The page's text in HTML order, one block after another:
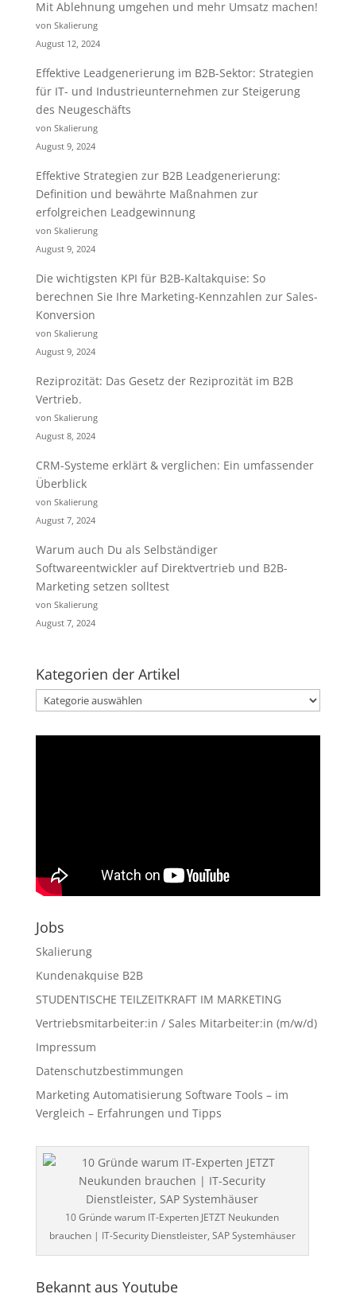
Mit Ablehnung umgehen und mehr Umsatz machen!
von Skalierung
August 12, 2024
Effektive Leadgenerierung im B2B-Sektor: Strategien
für IT- und Industrieunternehmen zur Steigerung
des Neugeschäfts
von Skalierung
August 9, 2024
Effektive Strategien zur B2B Leadgenerierung:
Definition und bewährte Maßnahmen zur
erfolgreichen Leadgewinnung
von Skalierung
August 9, 2024
Die wichtigsten KPI für B2B-Kaltakquise: So
berechnen Sie Ihre Marketing-Kennzahlen zur Sales-
Konversion
von Skalierung
August 9, 2024
Reziprozität: Das Gesetz der Reziprozität im B2B
Vertrieb.
von Skalierung
August 8, 2024
CRM-Systeme erklärt & verglichen: Ein umfassender
Überblick
von Skalierung
August 7, 2024
Warum auch Du als Selbständiger
Softwareentwickler auf Direktvertrieb und B2B-
Marketing setzen solltest
von Skalierung
August 7, 2024
Kategorien der Artikel
Kategorien
der
Artikel
Jobs
Skalierung
Kundenakquise B2B
STUDENTISCHE TEILZEITKRAFT IM MARKETING
Vertriebsmitarbeiter:in / Sales Mitarbeiter:in (m/w/d)
Impressum
Datenschutzbestimmungen
Marketing Automatisierung Software Tools – im
Vergleich – Erfahrungen und Tipps
10 Gründe warum IT-Experten JETZT Neukunden
brauchen | IT-Security Dienstleister, SAP Systemhäuser
Bekannt aus Youtube